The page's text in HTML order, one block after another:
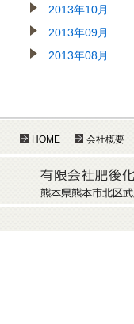
2013年10月
2013年09月
2013年08月
HOME 会社概要